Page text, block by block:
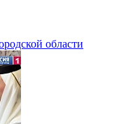
области